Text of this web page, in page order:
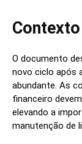
O documento
novo ciclo após
abundante. As
financeiro
elevando a
manutenção de